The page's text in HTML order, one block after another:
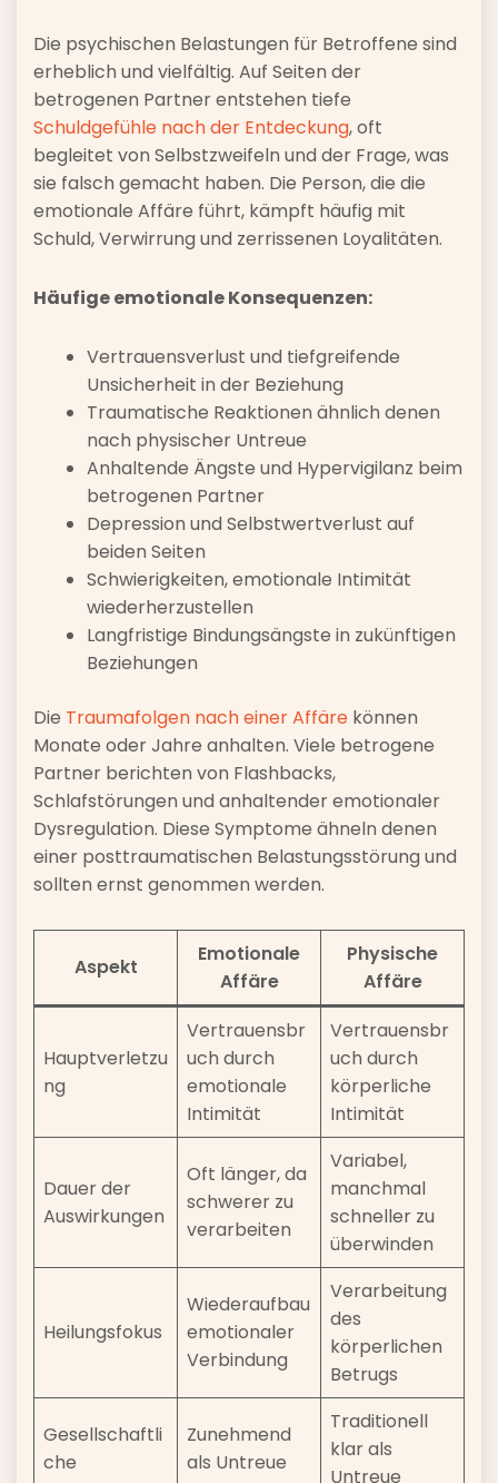
Die psychischen Belastungen für Betroffene sind
erheblich und vielfältig. Auf Seiten der
betrogenen Partner entstehen tiefe
Schuldgefühle nach der Entdeckung, oft
begleitet von Selbstzweifeln und der Frage, was
sie falsch gemacht haben. Die Person, die die
emotionale Affäre führt, kämpft häufig mit
Schuld, Verwirrung und zerrissenen Loyalitäten.
Häufige emotionale Konsequenzen:
Vertrauensverlust und tiefgreifende
Unsicherheit in der Beziehung
Traumatische Reaktionen ähnlich denen
nach physischer Untreue
Anhaltende Ängste und Hypervigilanz beim
betrogenen Partner
Depression und Selbstwertverlust auf
beiden Seiten
Schwierigkeiten, emotionale Intimität
wiederherzustellen
Langfristige Bindungsängste in zukünftigen
Beziehungen
Die Traumafolgen nach einer Affäre können
Monate oder Jahre anhalten. Viele betrogene
Partner berichten von Flashbacks,
Schlafstörungen und anhaltender emotionaler
Dysregulation. Diese Symptome ähneln denen
einer posttraumatischen Belastungsstörung und
sollten ernst genommen werden.
Aspekt
Emotionale
Affäre
Physische
Affäre
Hauptverletzu
ng
Vertrauensbr
uch durch
emotionale
Intimität
Vertrauensbr
uch durch
körperliche
Intimität
Dauer der
Auswirkungen
Oft länger, da
schwerer zu
verarbeiten
Variabel,
manchmal
schneller zu
überwinden
Heilungsfokus
Wiederaufbau
emotionaler
Verbindung
Verarbeitung
des
körperlichen
Betrugs
Gesellschaftli
che
Zunehmend
als Untreue
Traditionell
klar als
Untreue